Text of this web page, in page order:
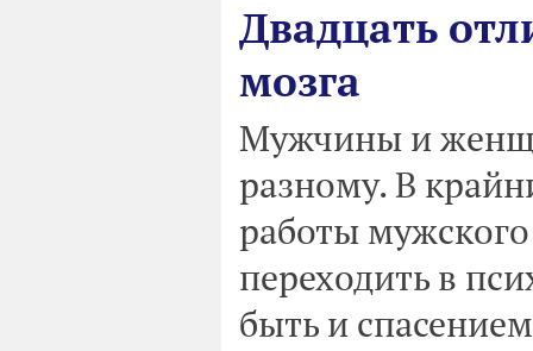
Двадцать
мозга
Мужчины и
разному. В
работы
переходить в
быть и